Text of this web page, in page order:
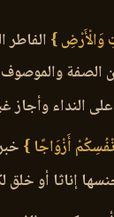
وَالْأَرْضِ }
الصفة والموصوف
النداء وأجاز
أَزْوَاجًا }
إناثا أو خلق